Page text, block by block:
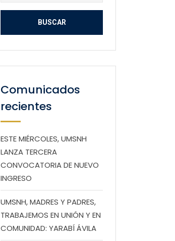
Comunicados
recientes
ESTE MIÉRCOLES, UMSNH
LANZA TERCERA
CONVOCATORIA DE NUEVO
INGRESO
UMSNH, MADRES Y PADRES,
TRABAJEMOS EN UNIÓN Y EN
COMUNIDAD: YARABÍ ÁVILA